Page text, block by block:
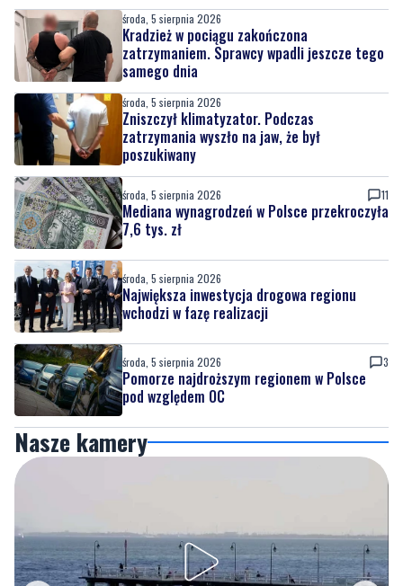
środa, 5 sierpnia 2026
Kradzież w pociągu zakończona
zatrzymaniem. Sprawcy wpadli jeszcze tego
samego dnia
środa, 5 sierpnia 2026
Zniszczył klimatyzator. Podczas
zatrzymania wyszło na jaw, że był
poszukiwany
środa, 5 sierpnia 2026 11
Mediana wynagrodzeń w Polsce przekroczyła
7,6 tys. zł
środa, 5 sierpnia 2026
Największa inwestycja drogowa regionu
wchodzi w fazę realizacji
środa, 5 sierpnia 2026 3
Pomorze najdroższym regionem w Polsce
pod względem OC
Nasze kamery